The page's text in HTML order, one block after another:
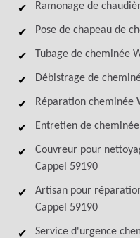
Ramonage de
Pose de chapeau de
Tubage de cheminée
Débistrage de
Réparation cheminée
Entretien de
Couvreur pour
Cappel 59190
Artisan pour
Cappel 59190
Service d'urgence